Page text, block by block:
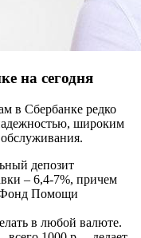
на сегодня
в Сбербанке редко
широким
депозит
– 6,4-7%, причем
Фонд Помощи
в любой валюте.